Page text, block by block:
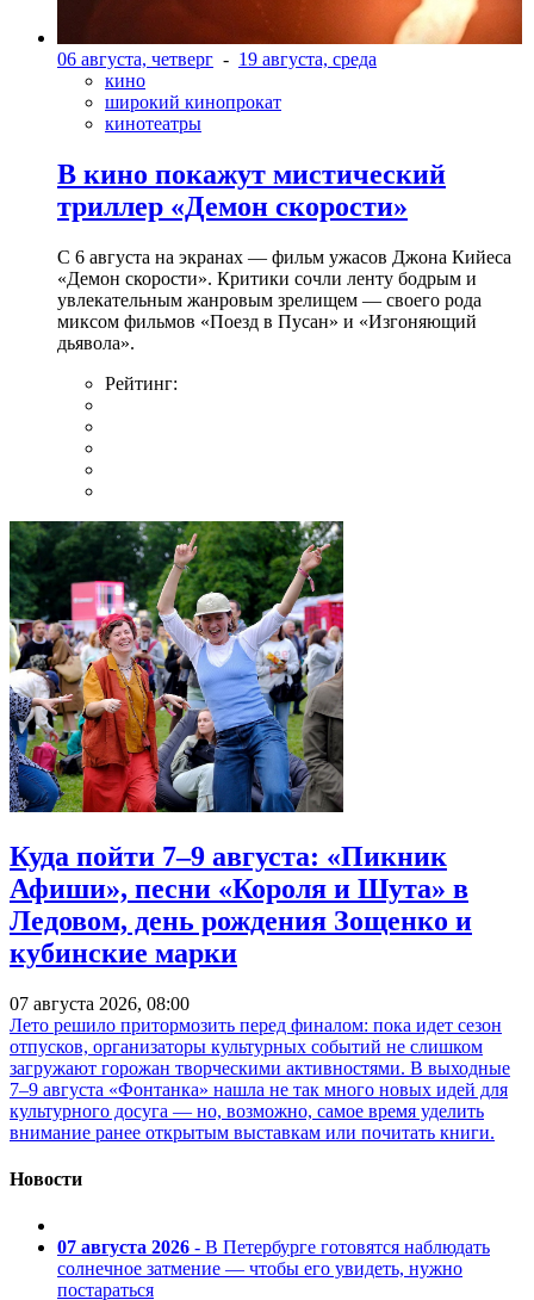
06 августа, четверг - 19 августа, среда
кино
широкий кинопрокат
кинотеатры
В кино покажут мистический
триллер «Демон скорости»
С 6 августа на экранах — фильм ужасов Джона Кийеса
«Демон скорости». Критики сочли ленту бодрым и
увлекательным жанровым зрелищeм — своего рода
миксом фильмов «Поезд в Пусан» и «Изгоняющий
дьявола».
Рейтинг:
Куда пойти 7–9 августа: «Пикник
Афиши», песни «Короля и Шута» в
Ледовом, день рождения Зощенко и
кубинские марки
07 августа 2026, 08:00
Лето решило притормозить перед финалом: пока идет сезон
отпусков, организаторы культурных событий не слишком
загружают горожан творческими активностями. В выходные
7–9 августа «Фонтанка» нашла не так много новых идей для
культурного досуга — но, возможно, самое время уделить
внимание ранее открытым выставкам или почитать книги.
Новости
07 августа 2026 - В Петербурге готовятся наблюдать
солнечное затмение — чтобы его увидеть, нужно
постараться